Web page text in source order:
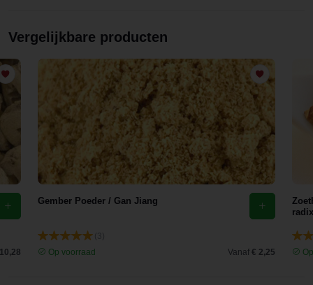
Vergelijkbare producten
Gember Poeder / Gan Jiang
Op voorraad
Vanaf € 2,25